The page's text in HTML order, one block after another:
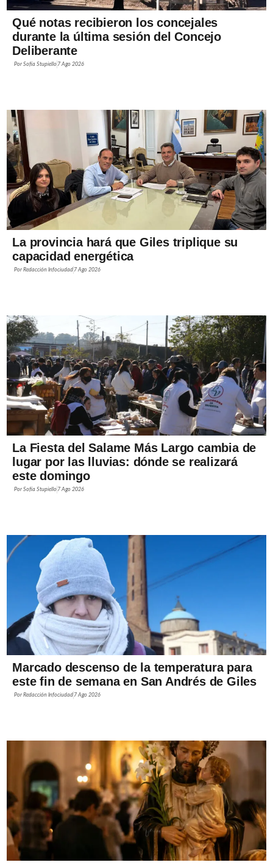
Qué notas recibieron los concejales
durante la última sesión del Concejo
Deliberante
PorSofía Stupiello 7 Ago 2026
La provincia hará que Giles triplique su
capacidad energética
PorRedacción Infociudad 7 Ago 2026
La Fiesta del Salame Más Largo cambia de
lugar por las lluvias: dónde se realizará
este domingo
PorSofía Stupiello 7 Ago 2026
Marcado descenso de la temperatura para
este fin de semana en San Andrés de Giles
PorRedacción Infociudad 7 Ago 2026